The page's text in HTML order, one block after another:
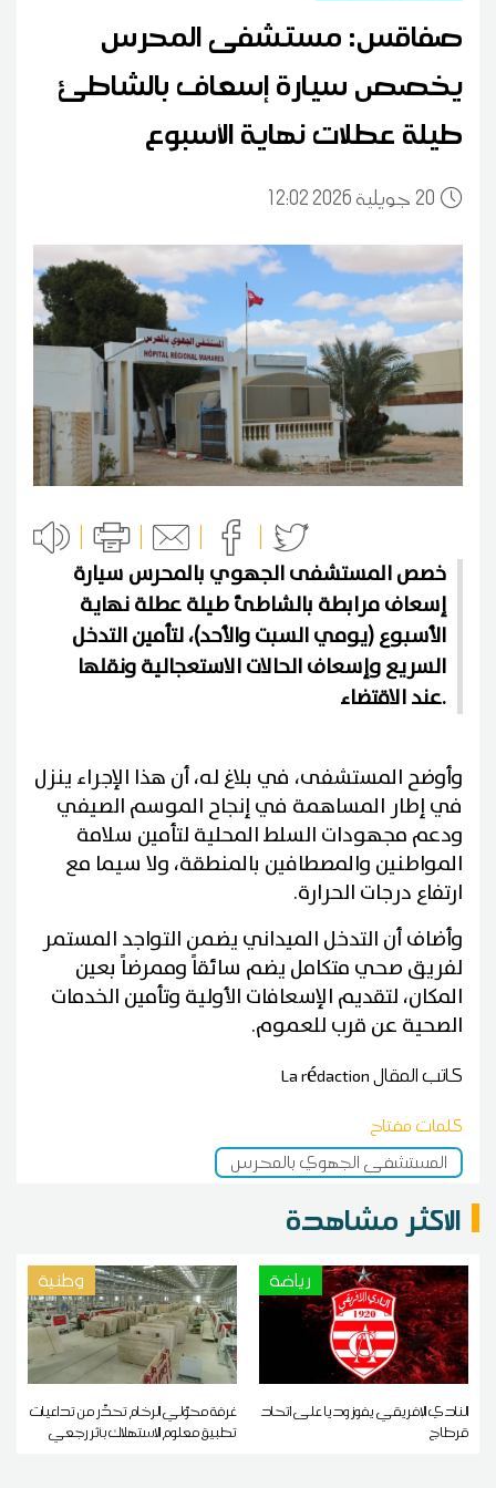
صفاقس: مستشفى المحرس
يخصص سيارة إسعاف بالشاطئ
طيلة عطلات نهاية الأسبوع
20 12:02 2026 جويلية
خصص المستشفى الجهوي بالمحرس سيارة
إسعاف مرابطة بالشاطئ طيلة عطلة نهاية
الأسبوع (يومي السبت والأحد)، لتأمين التدخل
السريع وإسعاف الحالات الاستعجالية ونقلها
عند الاقتضاء.
وأوضح المستشفى، في بلاغ له، أن هذا الإجراء ينزل
في إطار المساهمة في إنجاح الموسم الصيفي
ودعم مجهودات السلط المحلية لتأمين سلامة
المواطنين والمصطافين بالمنطقة، ولا سيما مع
ارتفاع درجات الحرارة.
وأضاف أن التدخل الميداني يضمن التواجد المستمر
لفريق صحي متكامل يضم سائقاً وممرضاً بعين
المكان، لتقديم الإسعافات الأولية وتأمين الخدمات
الصحية عن قرب للعموم.
كاتب المقالLa rédaction
كلمات مفتاح
المستشفى الجهوي بالمحرس
الاكثر مشاهدة
رياضة
النادي الإفريقي يفوز وديا على اتحاد
قرطاج
وطنية
غرفة محوّلي الرخام تحذّر من تداعيات
تطبيق معلوم الاستهلاك بأثر رجعي